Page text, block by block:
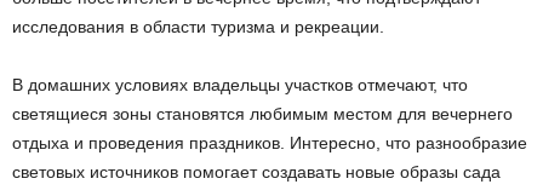
исследования в области туризма и рекреации.
В домашних условиях владельцы участков отмечают, что
светящиеся зоны становятся любимым местом для вечернего
отдыха и проведения праздников. Интересно, что разнообразие
световых источников помогает создавать новые образы сада